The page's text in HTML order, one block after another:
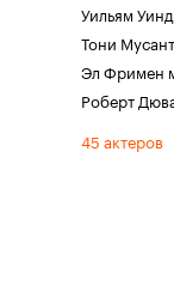
Уильям
Тони
Эл Фримен
Роберт
45 актеров